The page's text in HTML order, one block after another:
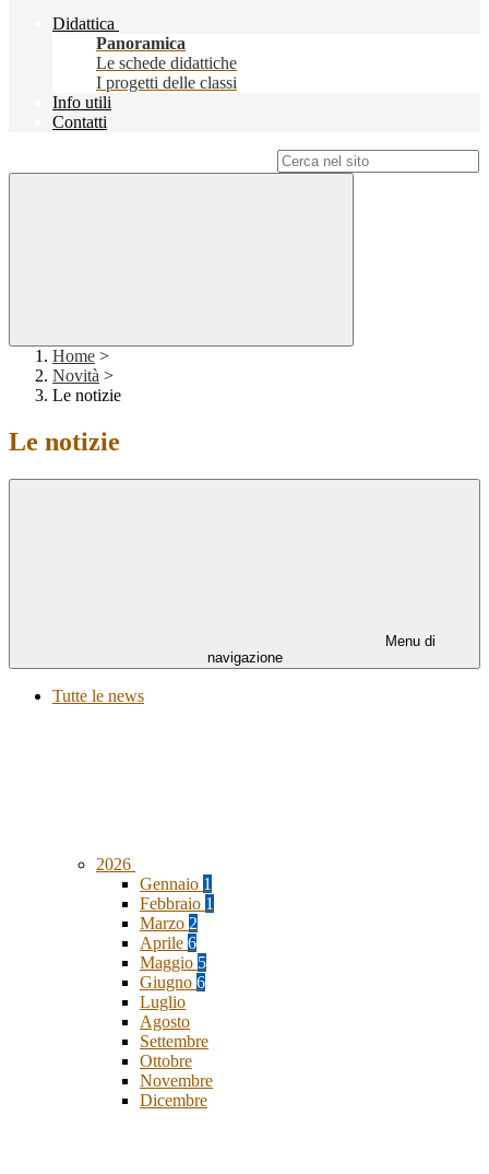
Didattica
Panoramica
Le schede didattiche
I progetti delle classi
Info utili
Contatti
Home >
Novità >
Le notizie
Le notizie
Menu di
navigazione
Tutte le news
2026
Gennaio 1
Febbraio 1
Marzo 2
Aprile 6
Maggio 5
Giugno 6
Luglio
Agosto
Settembre
Ottobre
Novembre
Dicembre